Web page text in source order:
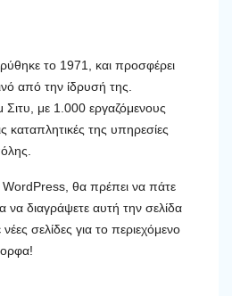
το 1971, και προσφέρει
από την ίδρυσή της.
Σιτυ, με 1.000 εργαζόμενους
καταπλητικές της υπηρεσίες
θα πρέπει να πάτε
να διαγράψετε αυτή την σελίδα
σελίδες για το περιεχόμενο